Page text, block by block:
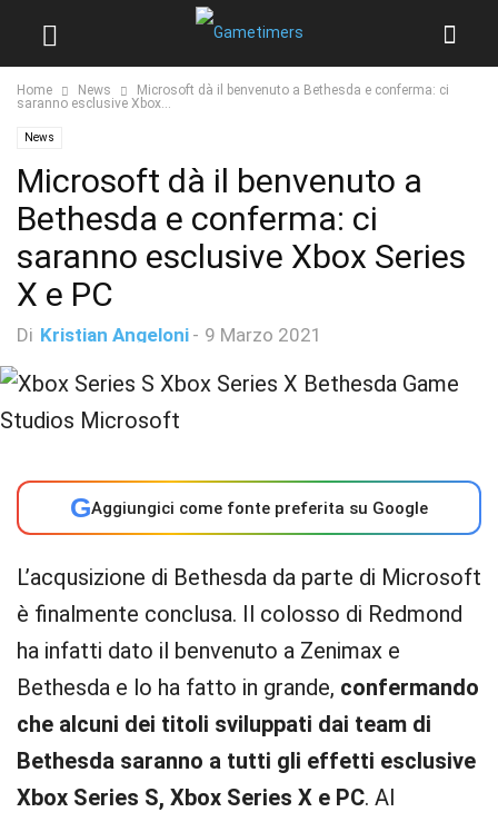
Home News
Microsoft dà il benvenuto a Bethesda e conferma: ci
saranno esclusive Xbox...
News
Microsoft dà il benvenuto a
Bethesda e conferma: ci
saranno esclusive Xbox Series
X e PC
Di Kristian Angeloni - 9 Marzo 2021
GAggiungici come fonte preferita su Google
L’acqusizione di Bethesda da parte di Microsoft
è finalmente conclusa. Il colosso di Redmond
ha infatti dato il benvenuto a Zenimax e
Bethesda e lo ha fatto in grande, confermando
che alcuni dei titoli sviluppati dai team di
Bethesda saranno a tutti gli effetti esclusive
Xbox Series S, Xbox Series X e PC. Al